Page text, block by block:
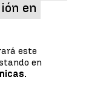
en
este
en